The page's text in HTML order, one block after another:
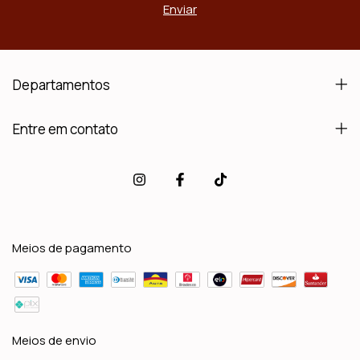
Departamentos
Entre em contato
Meios de pagamento
Meios de envio